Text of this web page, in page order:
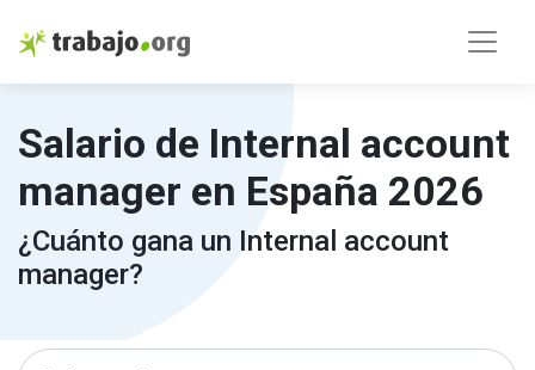
Salario de Internal account
manager en España 2026
¿Cuánto gana un Internal account
manager?